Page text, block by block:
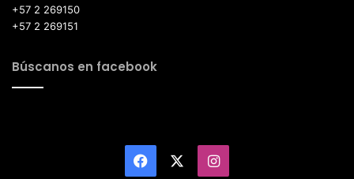
+57 2 269150
+57 2 269151
Búscanos en facebook
Facebook Instagram